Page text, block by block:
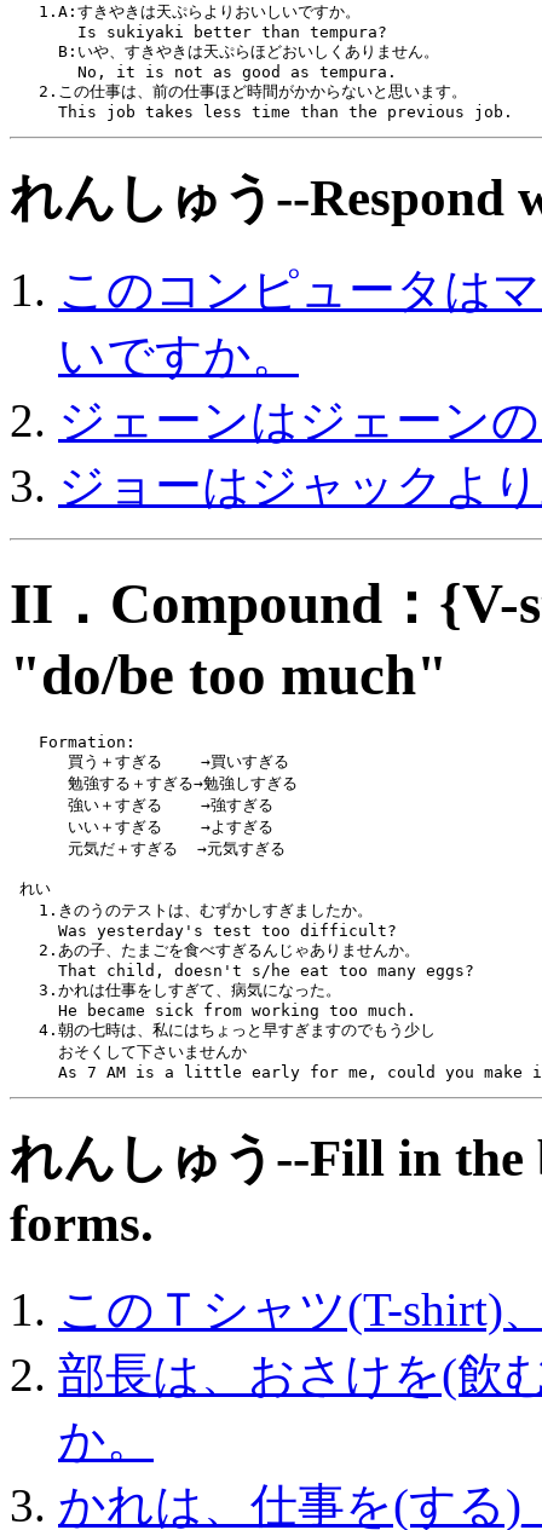
   1.A:すきやきは天ぷらよりおいしいですか。
       Is sukiyaki better than tempura?
     B:いや、すきやきは天ぷらほどおいしくありません。
       No, it is not as good as tempura.
   2.この仕事は、前の仕事ほど時間がかからないと思います。
     This job takes less time than the previous job.
れんしゅう--Respond
このコンピュータは
いですか。
ジェーンはジェーン
ジョーはジャックよ
II．Compound：{V-
"do/be too much"
   Formation:
      買う＋すぎる    →買いすぎる
      勉強する＋すぎる→勉強しすぎる
      強い＋すぎる    →強すぎる
      いい＋すぎる    →よすぎる
      元気だ＋すぎる  →元気すぎる
れい
   1.きのうのテストは、むずかしすぎましたか。
     Was yesterday's test too difficult?
   2.あの子、たまごを食べすぎるんじゃありませんか。
     That child, doesn't s/he eat too many eggs?
   3.かれは仕事をしすぎて、病気になった。
     He became sick from working too much.
   4.朝の七時は、私にはちょっと早すぎますのでもう少し
     おそくして下さいませんか
As 7 AM is a little early for me, could you make
れんしゅう--Fill in the
forms.
このＴシャツ(T-shirt)
部長は、おさけを(飲
か。
かれは、仕事を(する